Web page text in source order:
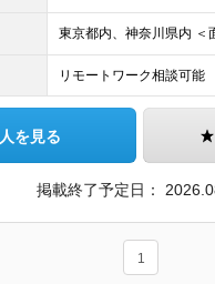
リモートワーク相談可能
を見る
掲載終了予定日：
1